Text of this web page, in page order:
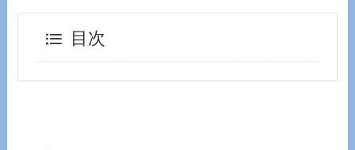
目次